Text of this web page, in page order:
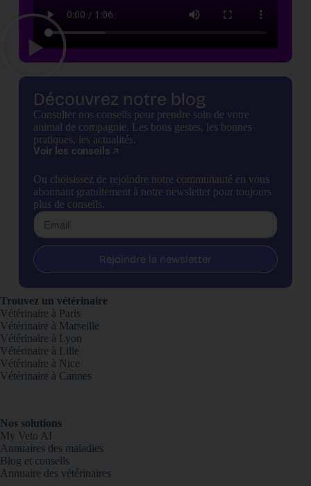
Découvrez notre blog
Consulter nos conseils pour prendre soin de votre
animal de compagnie. Les bons gestes, les bonnes
pratiques, les actualités.
Voir les conseils
Ou choisissez de rejoindre notre communauté en vous
abonnant gratuitement à notre newsletter pour toujours
plus de conseils.
Rejoindre la newsletter
Trouvez un vétérinaire
Vétérinaire à Paris
Vétérinaire à Marseille
Vétérinaire à Lyon
Vétérinaire à Lille
Vétérinaire à Nice
Vétérinaire à Cannes
Nos solutions
My Veto AI
Annuaires des maladies
Blog et conseils
Annuaire des vétérinaires